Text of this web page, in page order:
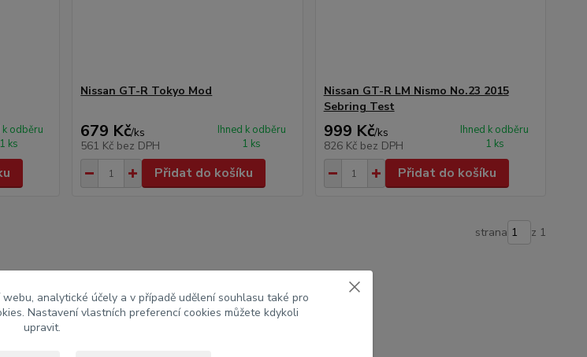
k odběru
1 ks
Nissan GT-R Tokyo Mod
679 Kč/ks
561 Kč bez DPH
Ihned k odběru
1 ks
Přidat do košíku
Nissan GT-R LM Nismo No.23 2015
Sebring Test
999 Kč/ks
826 Kč bez DPH
Ihned k odběru
1 ks
Přidat do košíku
strana z 1
analytické účely a v případě udělení souhlasu také pro
Nastavení vlastních preferencí cookies můžete kdykoli
upravit.